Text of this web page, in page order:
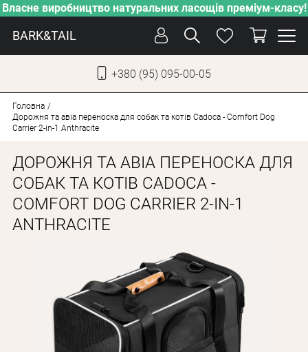
Власне виробництво натуральних ласощів преміум-класу!
BARK&TAIL
+380 (95) 095-00-05
КОТИ
ВІД СПЕКИ
ВЛАСНЕ ВИРОБНИЦТВО
АКЦІЇ
БЛОГ
Оплата і доставка
Програма лояльності
Головна
Дорожня та авіа переноска для собак та котів Cadoca - Comfort Dog
Carrier 2-in-1 Anthracite
ДОРОЖНЯ ТА АВІА ПЕРЕНОСКА ДЛЯ
СОБАК ТА КОТІВ CADOCA -
COMFORT DOG CARRIER 2-IN-1
ANTHRACITE